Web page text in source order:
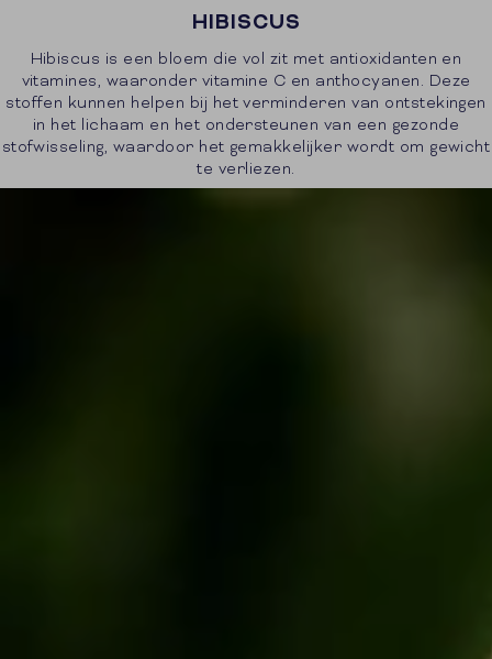
HIBISCUS
Hibiscus is een bloem die vol zit met antioxidanten en
vitamines, waaronder vitamine C en anthocyanen. Deze
stoffen kunnen helpen bij het verminderen van ontstekingen
in het lichaam en het ondersteunen van een gezonde
stofwisseling, waardoor het gemakkelijker wordt om gewicht
te verliezen.